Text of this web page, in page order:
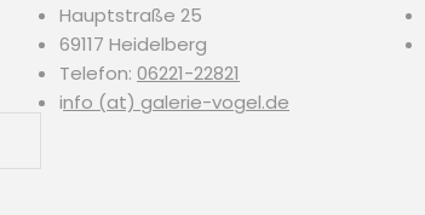
Hauptstraße 25
69117 Heidelberg
Telefon: 06221-22821
info (at) galerie-vogel.de